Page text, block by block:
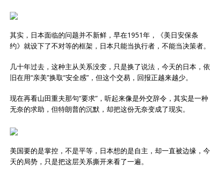
其实，日本面临的问题并不新鲜，早在1951年，《美日安保条
约》就设下了不对等的框架，日本只能当执行者，不能当决策者。
几十年过去，这种主从关系没变，只是换了说法，今天的日本，依
旧在用“亲美”换取“安全感”，但这个交易，回报正越来越少。
现在再看山田重夫那句“要求”，听起来像是外交辞令，其实是一种
无奈的求助，但特朗普的沉默，却把这份无奈变成了现实。
美国要的是掌控，不是平等，日本想的是自主，却一直被边缘，今
天的局势，只是把这层关系撕开来看了一遍。